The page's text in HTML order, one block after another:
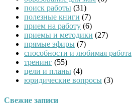
поиск работы (31)
полезные книги (7)
прием на работу (6)
приемы и методики (27)
прямые эфиры (7)
способности и любимая работа
тренинг (55)
цели и планы (4)
юридические вопросы (3)
Свежие записи